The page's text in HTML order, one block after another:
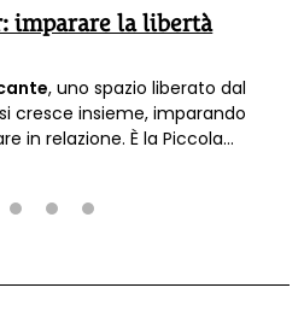
imparare la libertà
, uno spazio liberato dal
cresce insieme, imparando
in relazione. È la Piccola